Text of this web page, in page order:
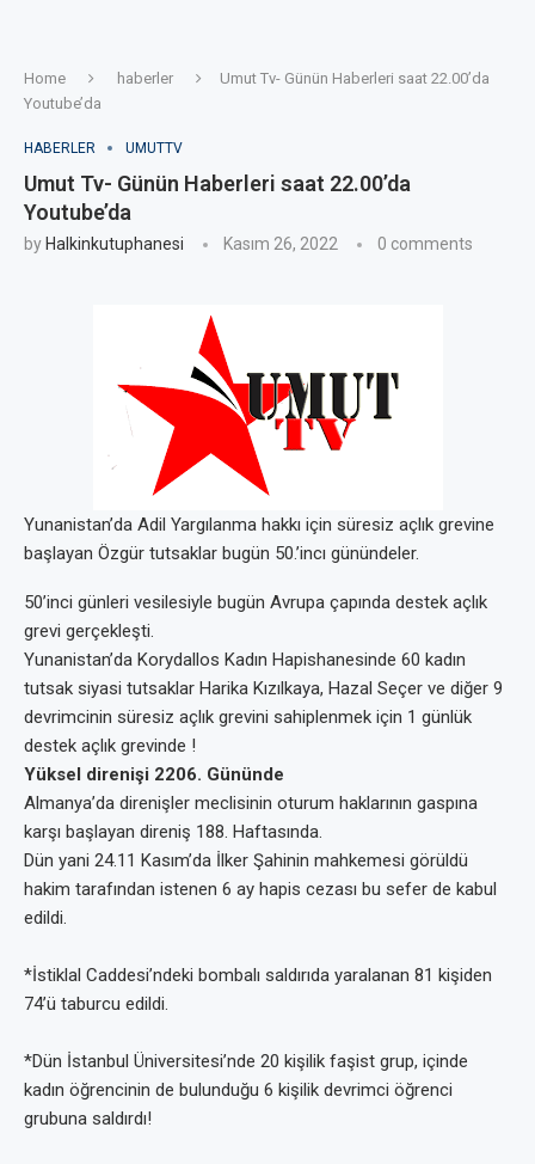
Home haberler
Umut Tv- Günün Haberleri saat 22.00’da
Youtube’da
HABERLER UMUTTV
Umut Tv- Günün Haberleri saat 22.00’da
Youtube’da
by Halkinkutuphanesi Kasım 26, 2022 0 comments
Yunanistan’da Adil Yargılanma hakkı için süresiz açlık grevine
başlayan Özgür tutsaklar bugün 50.’incı günündeler.
50’inci günleri vesilesiyle bugün Avrupa çapında destek açlık
grevi gerçekleşti.
Yunanistan’da Korydallos Kadın Hapishanesinde 60 kadın
tutsak siyasi tutsaklar Harika Kızılkaya, Hazal Seçer ve diğer 9
devrimcinin süresiz açlık grevini sahiplenmek için 1 günlük
destek açlık grevinde !
Yüksel direnişi 2206. Gününde
Almanya’da direnişler meclisinin oturum haklarının gaspına
karşı başlayan direniş 188. Haftasında.
Dün yani 24.11 Kasım’da İlker Şahinin mahkemesi görüldü
hakim tarafından istenen 6 ay hapis cezası bu sefer de kabul
edildi.
*İstiklal Caddesi’ndeki bombalı saldırıda yaralanan 81 kişiden
74’ü taburcu edildi.
*Dün İstanbul Üniversitesi’nde 20 kişilik faşist grup, içinde
kadın öğrencinin de bulunduğu 6 kişilik devrimci öğrenci
grubuna saldırdı!